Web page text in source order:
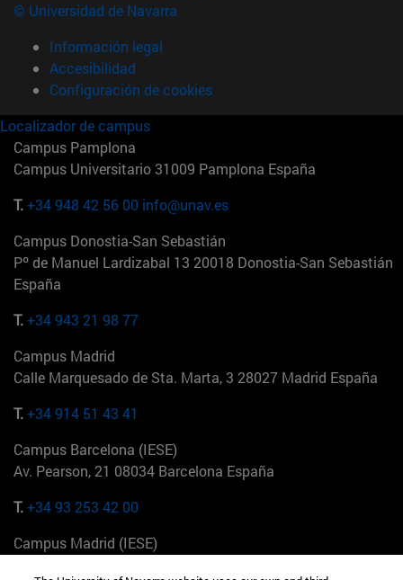
© Universidad de Navarra
Información legal
Accesibilidad
Configuración de cookies
Localizador de campus
Campus Pamplona
Campus Universitario 31009 Pamplona España
T.+34 948 42 56 00 info@unav.es
Campus Donostia-San Sebastián
Pº de Manuel Lardizabal 13 20018 Donostia-San Sebastián
España
T.+34 943 21 98 77
Campus Madrid
Calle Marquesado de Sta. Marta, 3 28027 Madrid España
T.+34 914 51 43 41
Campus Barcelona (IESE)
Av. Pearson, 21 08034 Barcelona España
T.+34 93 253 42 00
Campus Madrid (IESE)